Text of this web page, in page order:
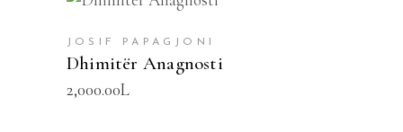
SHTOJE NË SHPORTË
JOSIF PAPAGJONI
Dhimitër Anagnosti
2,000.00L